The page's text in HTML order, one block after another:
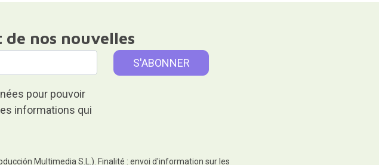
nos nouvelles
pour pouvoir
informations qui
Multimedia S.L.). Finalité : envoi d'information sur les